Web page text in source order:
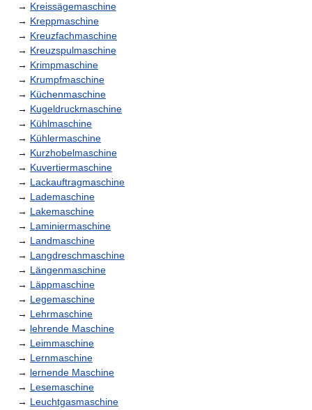
→ Kreissägemaschine
→ Kreppmaschine
→ Kreuzfachmaschine
→ Kreuzspulmaschine
→ Krimpmaschine
→ Krumpfmaschine
→ Küchenmaschine
→ Kugeldruckmaschine
→ Kühlmaschine
→ Kühlermaschine
→ Kurzhobelmaschine
→ Kuvertiermaschine
→ Lackauftragmaschine
→ Lademaschine
→ Lakemaschine
→ Laminiermaschine
→ Landmaschine
→ Langdreschmaschine
→ Längenmaschine
→ Läppmaschine
→ Legemaschine
→ Lehrmaschine
→ lehrende Maschine
→ Leimmaschine
→ Lernmaschine
→ lernende Maschine
→ Lesemaschine
→ Leuchtgasmaschine